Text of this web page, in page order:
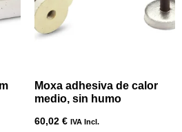
Moxa adhesiva de calor
medio, sin humo
60,02 € IVA Incl.